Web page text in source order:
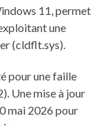
11, permet
une
(cldflt.sys).
pour une faille
Une mise à jour
mai 2026 pour